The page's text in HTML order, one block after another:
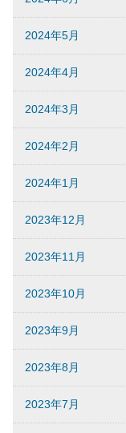
2024年5月
2024年4月
2024年3月
2024年2月
2024年1月
2023年12月
2023年11月
2023年10月
2023年9月
2023年8月
2023年7月